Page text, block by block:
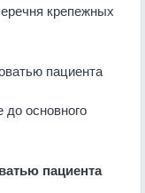
крепежных
пациента
основного
пациента